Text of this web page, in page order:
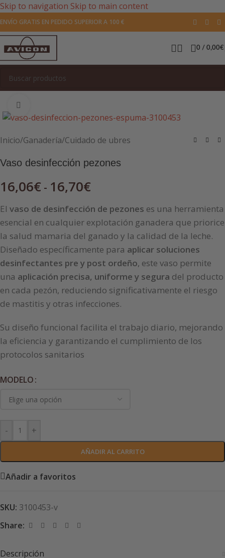
Skip to navigation Skip to main content
ENVÍO GRATIS EN PEDIDO SUPERIOR A 100 €
0 / 0,00€
Inicio/Ganadería/Cuidado de ubres
Vaso desinfección pezones
16,06€ - 16,70€
El vaso de desinfección de pezones es una herramienta
esencial en cualquier explotación ganadera que priorice
la salud mamaria del ganado y la calidad de la leche.
Diseñado específicamente para aplicar soluciones
desinfectantes pre y post ordeño, este vaso permite
una aplicación precisa, uniforme y segura del producto
en cada pezón, reduciendo significativamente el riesgo
de mastitis y otras infecciones.
Su diseño funcional facilita el trabajo diario, mejorando
la eficiencia y garantizando el cumplimiento de los
protocolos sanitarios
MODELO
- +
AÑADIR AL CARRITO
Añadir a favoritos
SKU: 3100453-v
Share:
Descripción